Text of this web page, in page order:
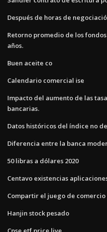
Después de horas de
Retorno promedio de los
años.
Buen aceite co
Calendario comercial ise
Impacto del aumento de las
bancarias.
Datos históricos del índice no
Diferencia entre la banca
50 libras a dólares 2020
Centavo existencias
Compartir el juego de comercio
Hanjin stock pesado